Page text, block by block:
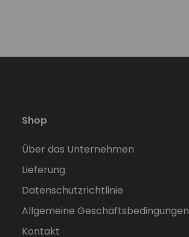
Shop
Über das Unternehmen
Lieferung
Datenschutzrichtlinie
Allgemeine Geschäftsbedingungen
Kontakt